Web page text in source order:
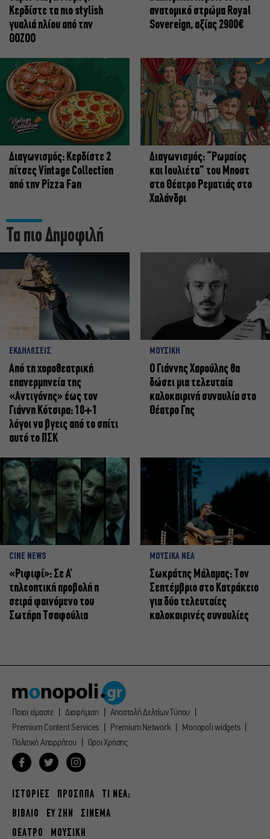
Κερδίστε τα πιο stylish
γυαλιά ηλίου από την
OOZOO
ανατομικό στρώμα Royal
Sovereign, αξίας 2900€
Διαγωνισμός: Κερδίστε 2
πίτσες Vintage Collection
από την Pizza Fan
Διαγωνισμός: “Ρωμαίος
και Ιουλιέτα” του Μποστ
στο Θέατρο Ρεματιάς στο
Χαλάνδρι
Τα πιο Δημοφιλή
ΕΚΔΗΛΩΣΕΙΣ
Από τη χοροθεατρική
επανερμηνεία της
«Αντιγόνης» έως τον
Γιάννη Κότσιρα: 10+1
λόγοι να βγεις από το σπίτι
αυτό το ΠΣΚ
ΜΟΥΣΙΚΗ
Ο Γιάννης Χαρούλης θα
δώσει μια τελευταία
καλοκαιρινή συναυλία στο
Θέατρο Γης
CINE NEWS
«Ριφιφί»: Σε Α’
τηλεοπτική προβολή η
σειρά φαινόμενο του
Σωτήρη Τσαφούλια
ΜΟΥΣΙΚΑ ΝΕΑ
Σωκράτης Μάλαμας: Τον
Σεπτέμβριο στο Κατράκειο
για δύο τελευταίες
καλοκαιρινές συναυλίες
Ποιοι είμαστε Διαφήμιση
Αποστολή Δελτίων Τύπου
Premium Content Services
Premium Network
Monopoli widgets
Πολιτική Απορρήτου
Οροι Χρήσης
ΙΣΤΟΡΙΕΣ ΠΡΟΣΩΠΑ
ΤΙ ΝΕΑ;
ΒΙΒΛΙΟ
ΕΥ ΖΗΝ
ΣΙΝΕΜΑ
ΘΕΑΤΡΟ
ΜΟΥΣΙΚΗ